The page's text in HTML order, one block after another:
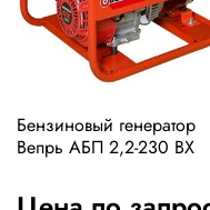
Бензиновый генератор
Вепрь АБП 2,2-230 ВХ